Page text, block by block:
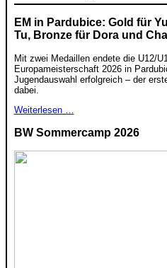
EM in Pardubice: Gold für
Tu, Bronze für Dora und
Mit zwei Medaillen endete die U12/
Europameisterschaft 2026 in
Jugendauswahl erfolgreich – der
dabei.
Weiterlesen …
BW Sommercamp 2026